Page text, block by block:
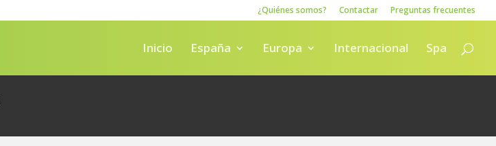
¿Quiénes somos? Contactar Preguntas frecuentes
Inicio España Europa Internacional Spa